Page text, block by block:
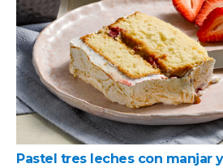
Pastel tres leches con manjar